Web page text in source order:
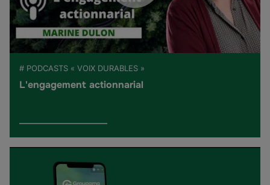
# PODCASTS « VOIX DURABLES »
L'engagement actionnarial